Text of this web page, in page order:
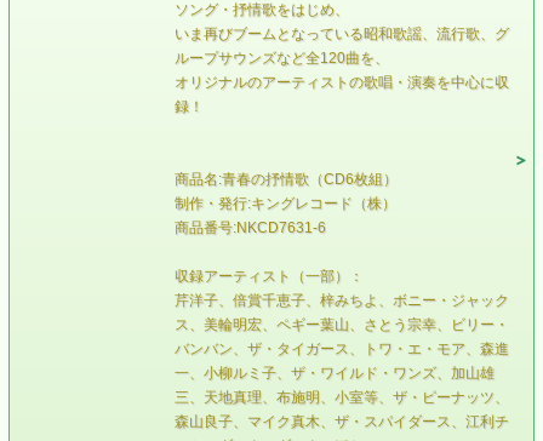
ソング・抒情歌をはじめ、
いま再びブームとなっている昭和歌謡、流行歌、グ
ループサウンズなど全120曲を、
オリジナルのアーティストの歌唱・演奏を中心に収
録！
商品名:青春の抒情歌（CD6枚組）
制作・発行:キングレコード（株）
商品番号:NKCD7631-6
収録アーティスト（一部）：
芹洋子、倍賞千恵子、梓みちよ、ボニー・ジャック
ス、美輪明宏、ペギー葉山、さとう宗幸、ビリー・
バンバン、ザ・タイガース、トワ・エ・モア、森進
一、小柳ルミ子、ザ・ワイルド・ワンズ、加山雄
三、天地真理、布施明、小室等、ザ・ピーナッツ、
森山良子、マイク真木、ザ・スパイダース、江利チ